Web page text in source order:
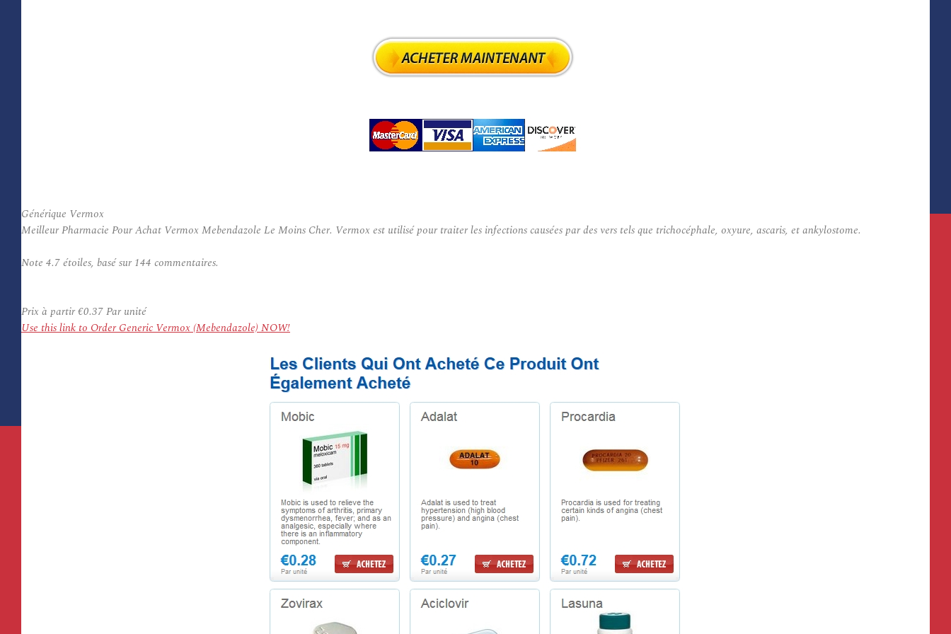
Générique Vermox
Meilleur Pharmacie Pour Achat Vermox Mebendazole Le Moins Cher. Vermox est utilisé pour traiter les infections causées par des vers tels que trichocéphale, oxyure, ascaris, et ankylostome.
Note 4.7étoiles, basé sur 144 commentaires.
Prix à partir€0.37Par unité
Use this link to Order Generic Vermox (Mebendazole) NOW!